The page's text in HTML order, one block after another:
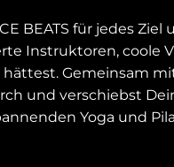
BEATS für jedes
Instruktoren,
hättest. Gemeinsam
und verschiebst
Yoga und